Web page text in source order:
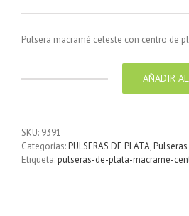
Pulsera macramé celeste con centro de
la
vida
AÑADIR
SKU: 9391
Categorías:PULSERAS DE PLATA,
Etiqueta:pulseras-de-plata-macrame-